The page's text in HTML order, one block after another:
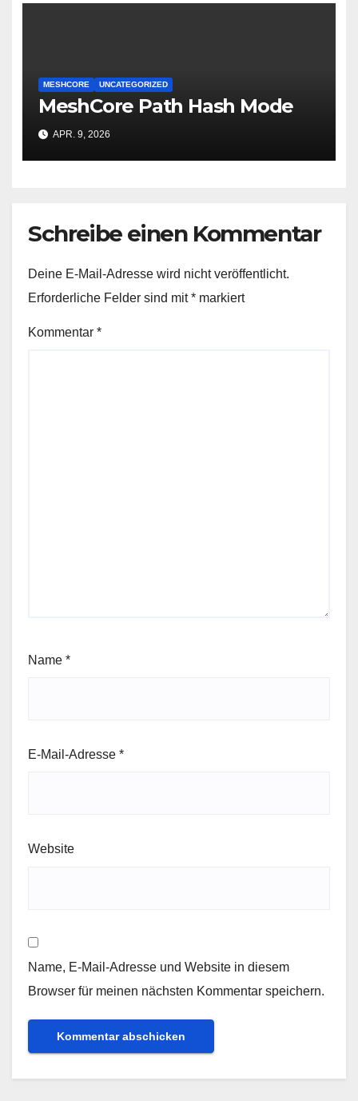
MESHCORE UNCATEGORIZED
MeshCore Path Hash Mode
APR. 9, 2026
Schreibe einen Kommentar
Deine E-Mail-Adresse wird nicht veröffentlicht.
Erforderliche Felder sind mit* markiert
Kommentar *
Name *
E-Mail-Adresse *
Website
Name, E-Mail-Adresse und Website in diesem
Browser für meinen nächsten Kommentar speichern.